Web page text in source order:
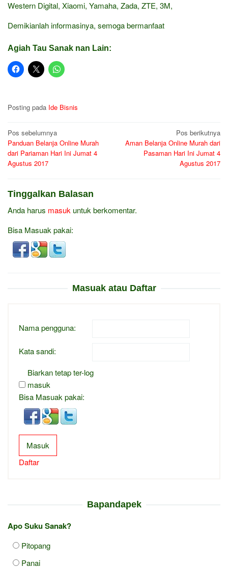
Western Digital, Xiaomi, Yamaha, Zada, ZTE, 3M,
Demikianlah informasinya, semoga bermanfaat
Agiah Tau Sanak nan Lain:
Posting pada Ide Bisnis
Navigasi
pos
Pos sebelumnya
Panduan Belanja Online Murah
dari Pariaman Hari Ini Jumat 4
Agustus 2017
Pos berikutnya
Aman Belanja Online Murah dari
Pasaman Hari Ini Jumat 4
Agustus 2017
Tinggalkan Balasan
Anda harus masuk untuk berkomentar.
Bisa Masuak pakai:
Masuak atau Daftar
Nama pengguna:
Kata sandi:
Biarkan tetap ter-log
masuk
Bisa Masuak pakai:
Masuk
Daftar
Bapandapek
Apo Suku Sanak?
Pitopang
Panai